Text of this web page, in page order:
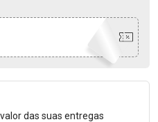
o Frete
das suas entregas